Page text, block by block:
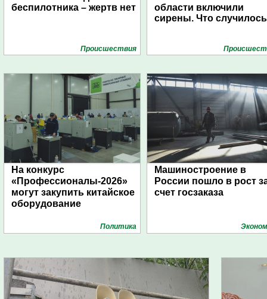
беспилотника – жертв нет
Проиcшествия
области включили
сирены. Что
На конкурс
«Профессионалы-2026»
могут закупить китайское
оборудование
Политика
Машиностроение в
России пошло в рост
счет госзаказа